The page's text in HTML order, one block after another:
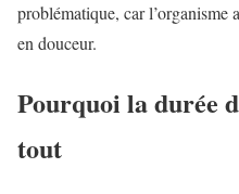
problématique, car l’organisme
en douceur.
Pourquoi la durée
tout